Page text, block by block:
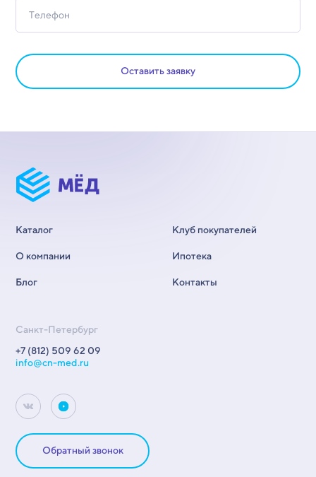
Оставить заявку
Каталог
О компании
Блог
Клуб покупателей
Ипотека
Контакты
Санкт-Петербург
+7 (812) 509 62 09
info@cn-med.ru
Обратный звонок